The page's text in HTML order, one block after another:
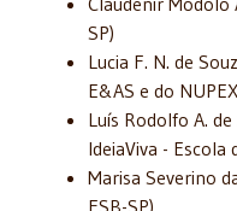
SP)
Lucia F. N. de
E&AS e do
Luís Rodolfo A.
IdeiaViva - Escola
Marisa Severino
FSB-SP)